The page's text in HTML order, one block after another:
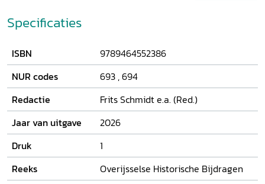
Specificaties
ISBN
9789464552386
NUR codes
693 ,694
Redactie
Frits Schmidt e.a. (Red.)
Jaar van uitgave
2026
Druk
1
Reeks
Overijsselse Historische Bijdragen